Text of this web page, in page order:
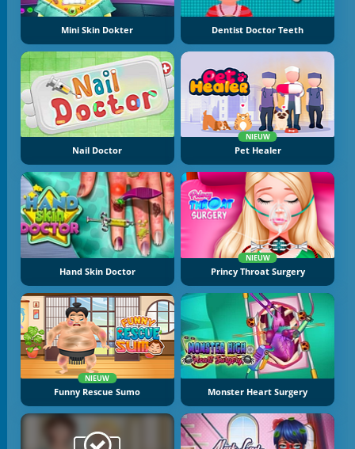
Mini Skin Dokter Dentist Doctor Teeth
Nail Doctor
NIEUW
Pet Healer
Hand Skin Doctor
NIEUW
Princy Throat Surgery
NIEUW
Funny Rescue Sumo Monster Heart Surgery